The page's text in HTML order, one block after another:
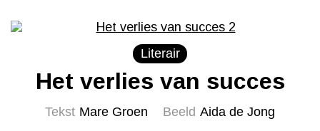
Literair
Het verlies van succes
Tekst Mare Groen Beeld Aida de Jong